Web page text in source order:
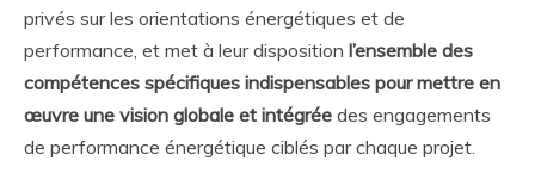
privés sur les orientations énergétiques et de
performance, et met à leur disposition l’ensemble des
compétences spécifiques indispensables pour mettre en
œuvre une vision globale et intégrée des engagements
de performance énergétique ciblés par chaque projet.